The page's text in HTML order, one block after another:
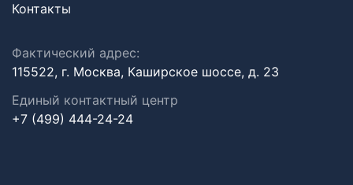
Контакты
Фактический адрес:
115522, г. Москва, Каширское шоссе, д. 23
Единый контактный центр
+7 (499) 444-24-24